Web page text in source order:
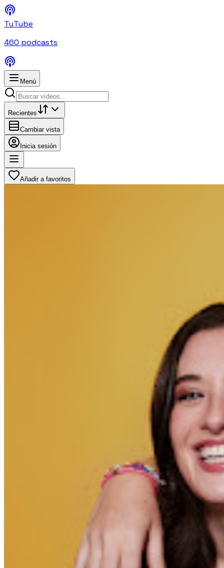
TuTube
460 podcasts
Menú
Recientes
Cambiar vista
Inicia sesión
Añadir a favoritos